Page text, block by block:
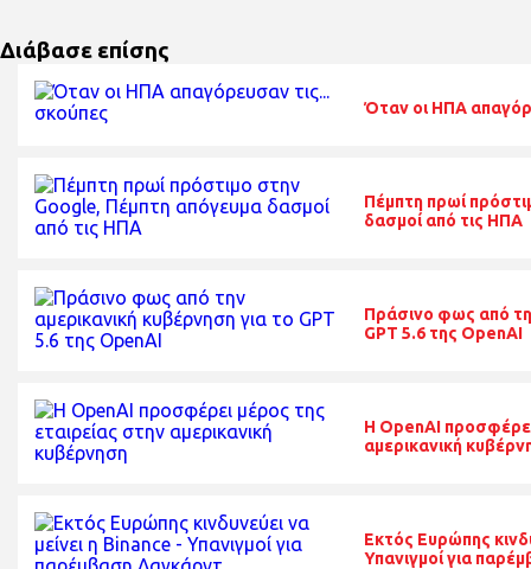
Διάβασε επίσης
Όταν οι ΗΠΑ
Πέμπτη πρωί
δασμοί από τις ΗΠΑ
Πράσινο φως από
GPT 5.6 της OpenAI
Η OpenAI
αμερικανική
Εκτός Ευρώπης
Υπανιγμοί για